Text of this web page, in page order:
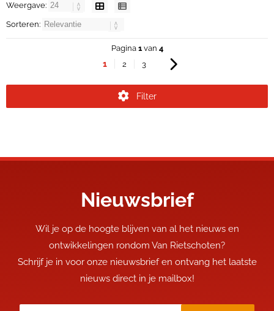
Weergave:
Sorteren:
Pagina 1van 4
1 2 3
Filter
Nieuwsbrief
Wil je op de hoogte blijven van al het nieuws en
ontwikkelingen rondom Van Rietschoten?
Schrijf je in voor onze nieuwsbrief en ontvang het laatste
nieuws direct in je mailbox!